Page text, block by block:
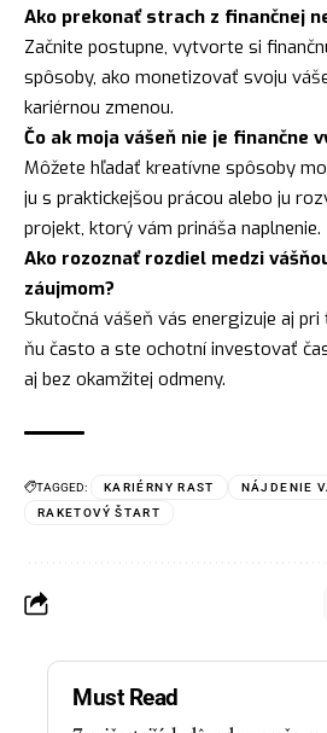
Ako prekonať strach z finančnej
Začnite postupne, vytvorte si
spôsoby, ako monetizovať svoju
kariérnou zmenou.
Čo ak moja vášeň nie je finančne
Môžete hľadať kreatívne spôsoby
ju s praktickejšou prácou alebo ju
projekt, ktorý vám prináša naplnenie.
Ako rozoznať rozdiel medzi
záujmom?
Skutočná vášeň vás energizuje aj
ňu často a ste ochotní investovať
aj bez okamžitej odmeny.
TAGGED: KARIÉRNY RAST
NÁJDENIE
RAKETOVÝ ŠTART
Must Read